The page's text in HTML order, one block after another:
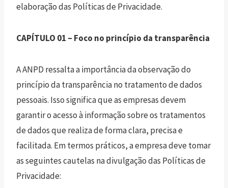
elaboração das Políticas de Privacidade.
CAPÍTULO 01 – Foco no princípio da transparência
A ANPD ressalta a importância da observação do
princípio da transparência no tratamento de dados
pessoais. Isso significa que as empresas devem
garantir o acesso à informação sobre os tratamentos
de dados que realiza de forma clara, precisa e
facilitada. Em termos práticos, a empresa deve tomar
as seguintes cautelas na divulgação das Políticas de
Privacidade: